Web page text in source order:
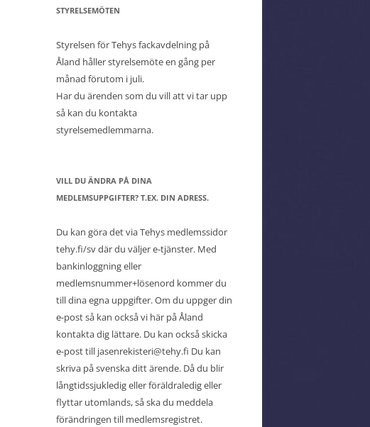
STYRELSEMÖTEN
Styrelsen för Tehys fackavdelning på
Åland håller styrelsemöte en gång per
månad förutom i juli.
Har du ärenden som du vill att vi tar upp
så kan du kontakta
styrelsemedlemmarna.
VILL DU ÄNDRA PÅ DINA
MEDLEMSUPPGIFTER? T.EX. DIN ADRESS.
Du kan göra det via Tehys medlemssidor
tehy.fi/sv där du väljer e-tjänster. Med
bankinloggning eller
medlemsnummer+lösenord kommer du
till dina egna uppgifter. Om du uppger din
e-post så kan också vi här på Åland
kontakta dig lättare. Du kan också skicka
e-post till jasenrekisteri@tehy.fi Du kan
skriva på svenska ditt ärende. Då du blir
långtidssjukledig eller föräldraledig eller
flyttar utomlands, så ska du meddela
förändringen till medlemsregistret.